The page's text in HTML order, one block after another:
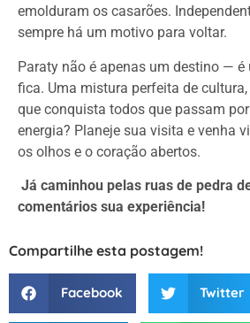
emolduram os casarões.
sempre há um motivo para voltar.
Paraty não é apenas um destino — é
fica. Uma mistura perfeita de
que conquista todos que passam
energia? Planeje sua visita e venha
os olhos e o coração abertos.
Já caminhou pelas ruas de pedra
comentários sua experiência!
Compartilhe esta postagem!
Facebook Twitter